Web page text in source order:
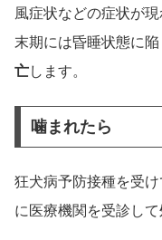
風症状などの症状が現
末期には昏睡状態に
亡します。
噛まれたら
狂犬病予防接種を受
に医療機関を受診して